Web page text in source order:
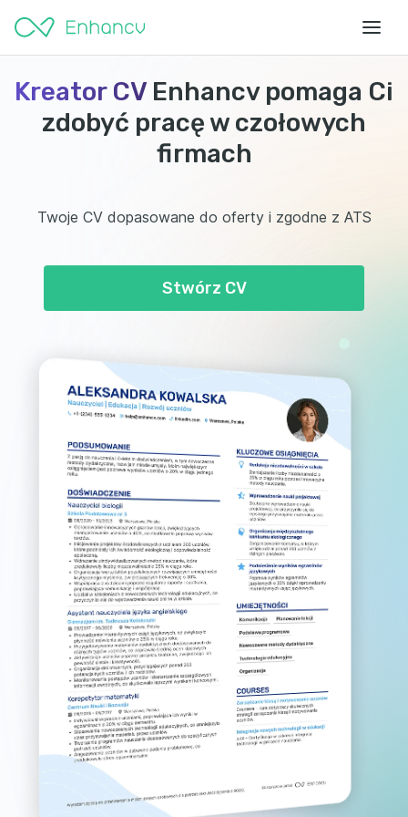
Kreator CV Enhancv pomaga Ci
zdobyć pracę w czołowych
firmach
Twoje CV dopasowane do oferty i zgodne z ATS
Stwórz CV